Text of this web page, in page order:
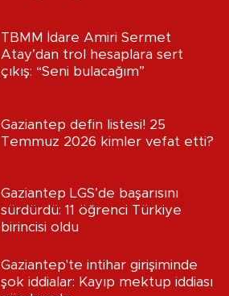
TBMM İdare Amiri Sermet
Atay’dan trol hesaplara sert
çıkış: “Seni bulacağım”
Gaziantep defin listesi! 25
Temmuz 2026 kimler vefat etti?
Gaziantep LGS’de başarısını
sürdürdü: 11 öğrenci Türkiye
birincisi oldu
Gaziantep'te intihar girişiminde
şok iddialar: Kayıp mektup iddiası